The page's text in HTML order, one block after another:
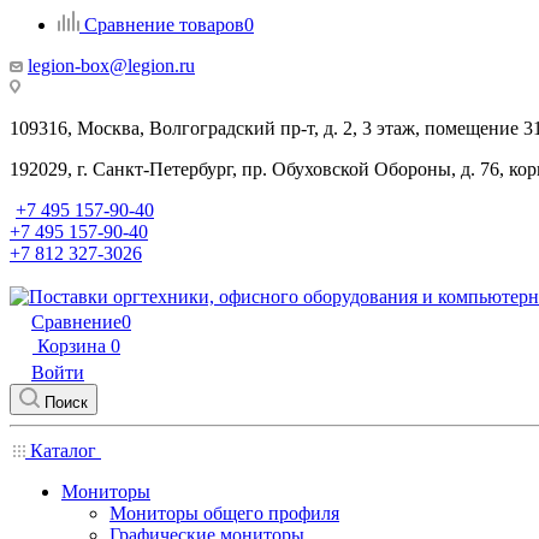
Сравнение товаров0
legion-box@legion.ru
109316, Москва, Волгоградский пр-т, д. 2, 3 этаж, помещение
192029, г. Санкт-Петербург, пр. Обуховской Обороны, д. 76,
+7 495 157-90-40
+7 495 157-90-40
+7 812 327-3026
Сравнение0
Корзина 0
Войти
Поиск
Каталог
Мониторы
Мониторы общего профиля
Графические мониторы